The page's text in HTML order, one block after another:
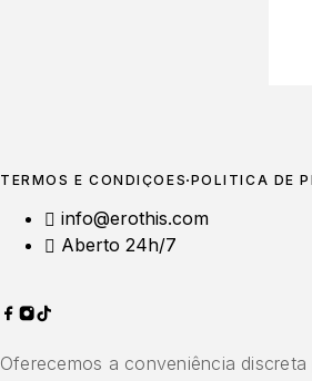
TERMOS E CONDIÇÕES POLÍTICA DE
info@erothis.com
Aberto 24h/7
Oferecemos a conveniência